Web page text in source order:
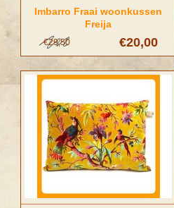
Imbarro Fraai woonkussen
Freija
€20,00
€29,50